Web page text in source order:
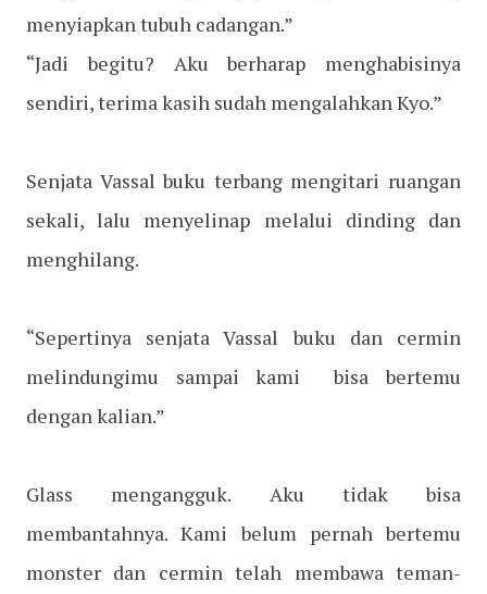
menyiapkan tubuh cadangan.”
“Jadi begitu? Aku berharap menghabisinya
sendiri, terima kasih sudah mengalahkan Kyo.”
Senjata Vassal buku terbang mengitari ruangan
sekali, lalu menyelinap melalui dinding dan
menghilang.
“Sepertinya senjata Vassal buku dan cermin
melindungimu sampai kami bisa bertemu
dengan kalian.”
Glass mengangguk. Aku tidak bisa
membantahnya. Kami belum pernah bertemu
monster dan cermin telah membawa teman-